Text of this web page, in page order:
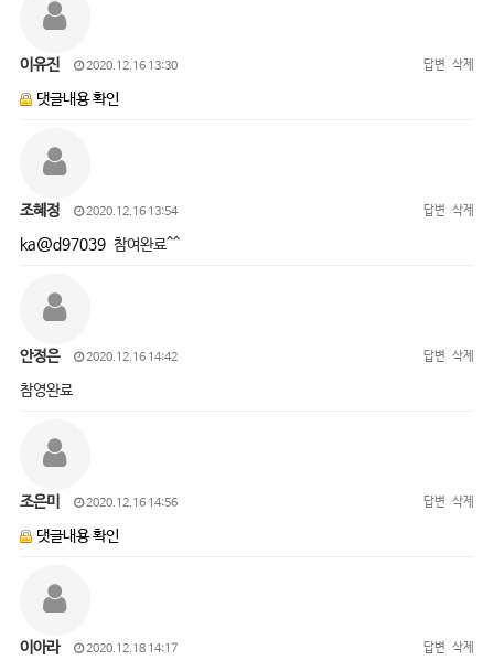
이유진 2020.12.16 13:30 답변 삭제
댓글내용 확인
조혜정 2020.12.16 13:54 답변 삭제
ka@d97039참여완료^^
안정은 2020.12.16 14:42 답변 삭제
참영완료
조은미 2020.12.16 14:56 답변 삭제
댓글내용 확인
이아라 2020.12.18 14:17 답변 삭제